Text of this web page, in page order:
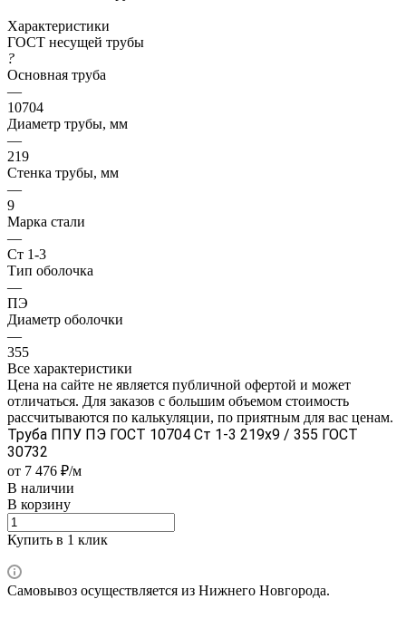
Характеристики
ГОСТ несущей трубы
?
Основная труба
—
10704
Диаметр трубы, мм
—
219
Стенка трубы, мм
—
9
Марка стали
—
Ст 1-3
Тип оболочка
—
ПЭ
Диаметр оболочки
—
355
Все характеристики
Цена на сайте не является публичной офертой и может
отличаться. Для заказов с большим объемом стоимость
рассчитываются по калькуляции, по приятным для вас ценам.
Труба ППУ ПЭ ГОСТ 10704 Ст 1-3 219x9 / 355 ГОСТ
30732
от 7 476 ₽/м
В наличии
В корзину
Купить в 1 клик
Самовывоз осуществляется из Нижнего Новгорода.